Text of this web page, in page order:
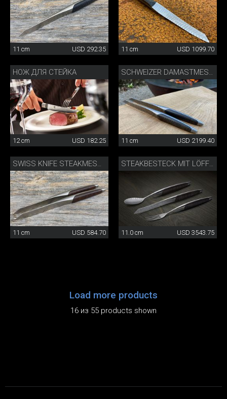
11 cm USD 292.35 11 cm USD 1099.70
НОЖ ДЛЯ СТЕЙКА
12 cm USD 182.25 11 cm USD 2199.40
SWISS KNIFE STEAKMESSER 2ER SET
11 cm USD 584.70
STEAKBESTECK MIT LÖFFEL DAMAST
11.0 cm USD 3543.75
Load more products
16 из 55 products shown